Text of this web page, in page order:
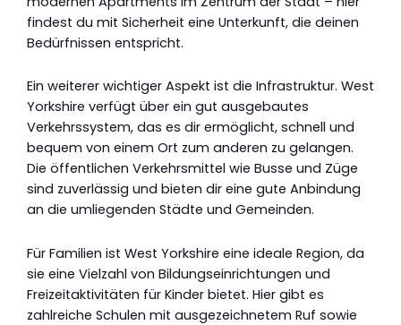
findest du mit Sicherheit eine Unterkunft, die deinen
Bedürfnissen entspricht.
Ein weiterer wichtiger Aspekt ist die Infrastruktur. West
Yorkshire verfügt über ein gut ausgebautes
Verkehrssystem, das es dir ermöglicht, schnell und
bequem von einem Ort zum anderen zu gelangen.
Die öffentlichen Verkehrsmittel wie Busse und Züge
sind zuverlässig und bieten dir eine gute Anbindung
an die umliegenden Städte und Gemeinden.
Für Familien ist West Yorkshire eine ideale Region, da
sie eine Vielzahl von Bildungseinrichtungen und
Freizeitaktivitäten für Kinder bietet. Hier gibt es
zahlreiche Schulen mit ausgezeichnetem Ruf sowie